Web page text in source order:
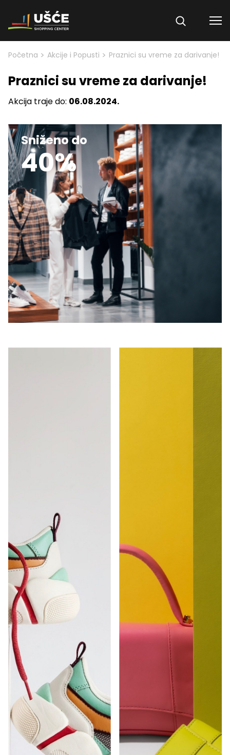
Skip to content
Početna > Akcije i Popusti > Praznici su vreme za darivanje!
Praznici su vreme za darivanje!
Akcija traje do: 06.08.2024.
Sniženo do
40%